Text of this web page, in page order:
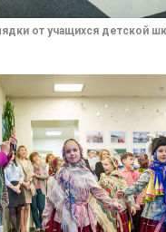
от учащихся детской